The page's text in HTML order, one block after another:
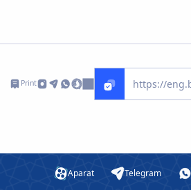
Print
Aparat Telegram